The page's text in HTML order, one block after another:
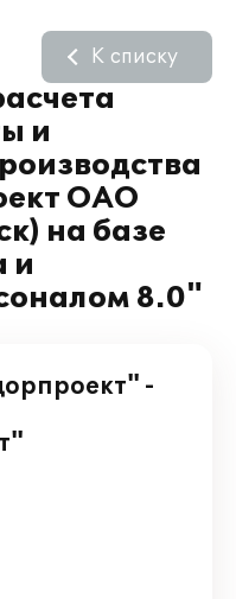
и
ОАО
на базе
и
8.0"
К списку
-